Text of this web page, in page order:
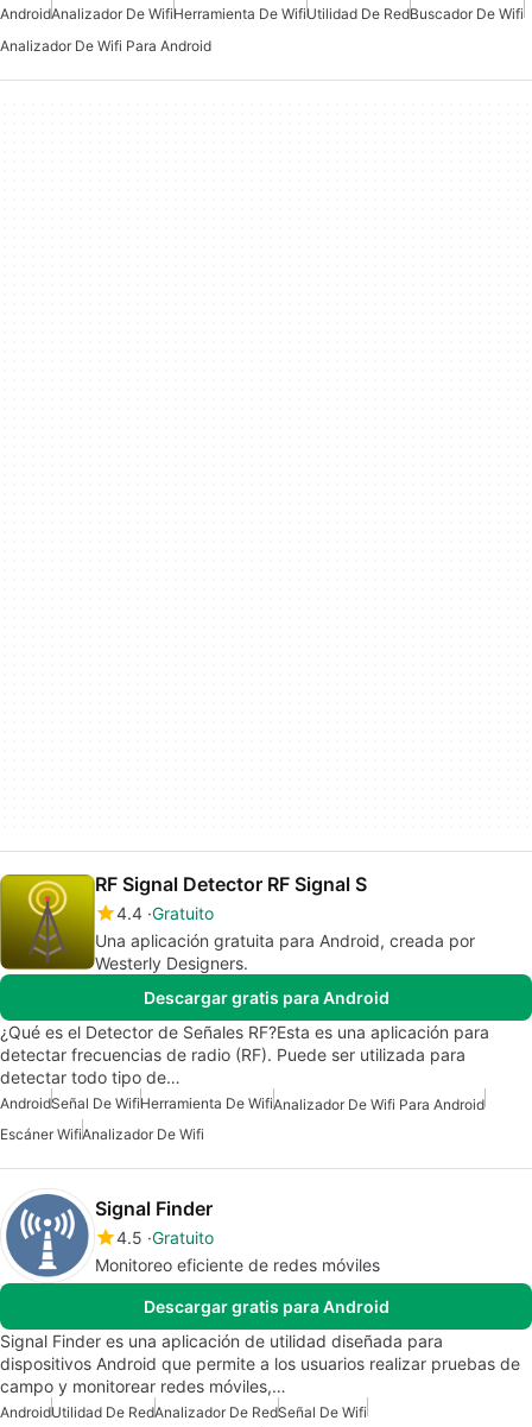
AndroidAnalizador De WifiHerramienta De WifiUtilidad De RedBuscador De Wifi
Analizador De Wifi Para Android
RF Signal Detector RF Signal S
4.4 Gratuito
Una aplicación gratuita para Android, creada por
Westerly Designers.
Descargar gratis para Android
¿Qué es el Detector de Señales RF?Esta es una aplicación para
detectar frecuencias de radio (RF). Puede ser utilizada para
detectar todo tipo de…
AndroidSeñal De WifiHerramienta De WifiAnalizador De Wifi Para Android
Escáner WifiAnalizador De Wifi
Signal Finder
4.5 Gratuito
Monitoreo eficiente de redes móviles
Descargar gratis para Android
Signal Finder es una aplicación de utilidad diseñada para
dispositivos Android que permite a los usuarios realizar pruebas de
campo y monitorear redes móviles,…
AndroidUtilidad De RedAnalizador De RedSeñal De Wifi